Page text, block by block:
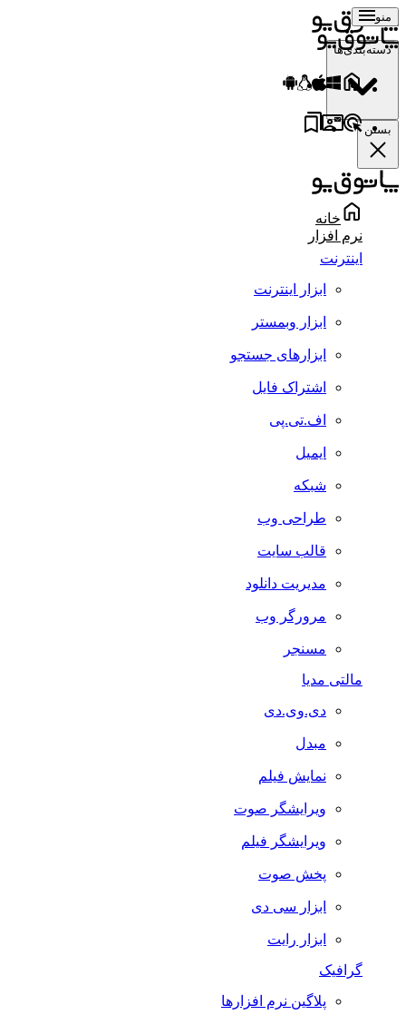
منو
دسته‌بندی‌ها
بستن
خانه
نرم افزار
اینترنت
ابزار اینترنت
ابزار وبمستر
ابزارهای جستجو
اشتراک فایل
اف.تی.پی
ایمیل
شبکه
طراحی وب
قالب سایت
مدیریت دانلود
مرورگر وب
مسنجر
مالتی مدیا
دی.وی.دی
مبدل
نمایش فیلم
ویرایشگر صوت
ویرایشگر فیلم
پخش صوت
ابزار سی دی
ابزار رایت
گرافیک
پلاگین نرم افزارها